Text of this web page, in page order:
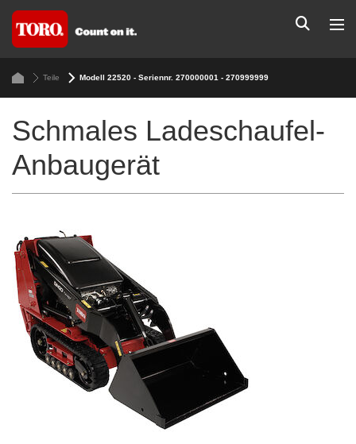
Teile Modell 22520 - Seriennr. 270000001 - 270999999
Schmales Ladeschaufel-
Anbaugerät